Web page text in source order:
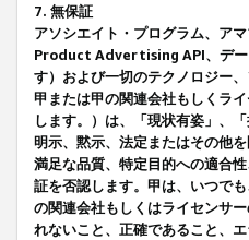
7. 無保証
アソシエイト・プログラム、ア
Product Advertising API、デー
す）および一切のテクノロジー
甲または甲の関連会社もしくラ
します。）は、「現状有姿」、
明示、黙示、法定またはその他
満足な品質、特定目的への適合
証を否認します。甲は、いつで
の関連会社もしくはライセンサ
れないこと、正確であること、